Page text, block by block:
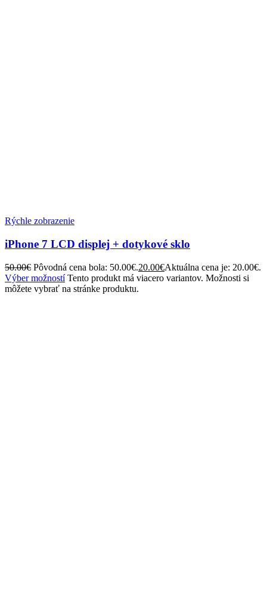
Rýchle zobrazenie
iPhone 7 LCD displej + dotykové sklo
50.00€ Pôvodná cena bola: 50.00€.20.00€Aktuálna cena je: 20.00€.
Výber možností Tento produkt má viacero variantov. Možnosti si
môžete vybrať na stránke produktu.